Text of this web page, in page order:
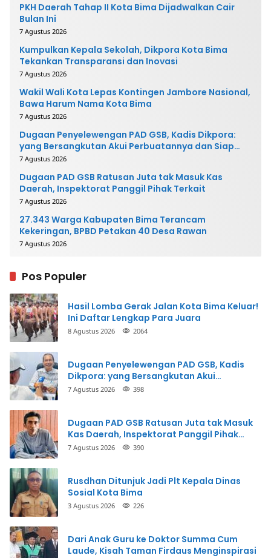
PKH Daerah Tahap II Kota Bima Dijadwalkan Cair
Bulan Ini
7 Agustus 2026
Kumpulkan Kepala Sekolah, Dikpora Kota Bima
Tekankan Transparansi dan Inovasi
7 Agustus 2026
Wakil Wali Kota Lepas Kontingen Jambore Nasional,
Bawa Harum Nama Kota Bima
7 Agustus 2026
Dugaan Penyelewengan PAD GSB, Kadis Dikpora:
yang Bersangkutan Akui Perbuatannya dan Siap
Mengembalikan Uang
7 Agustus 2026
Dugaan PAD GSB Ratusan Juta tak Masuk Kas
Daerah, Inspektorat Panggil Pihak Terkait
7 Agustus 2026
27.343 Warga Kabupaten Bima Terancam
Kekeringan, BPBD Petakan 40 Desa Rawan
7 Agustus 2026
Pos Populer
Hasil Lomba Gerak Jalan Kota Bima Keluar!
Ini Daftar Lengkap Para Juara
8 Agustus 2026 2064
Dugaan Penyelewengan PAD GSB, Kadis
Dikpora: yang Bersangkutan Akui
Perbuatannya dan Siap Mengembalikan
7 Agustus 2026 398
Dugaan PAD GSB Ratusan Juta tak Masuk
Kas Daerah, Inspektorat Panggil Pihak
Terkait
7 Agustus 2026 390
Rusdhan Ditunjuk Jadi Plt Kepala Dinas
Sosial Kota Bima
3 Agustus 2026 226
Dari Anak Guru ke Doktor Summa Cum
Laude, Kisah Taman Firdaus Menginspirasi